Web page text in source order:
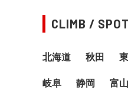
CLIMB /
北海道 秋田
岐阜 静岡 富山